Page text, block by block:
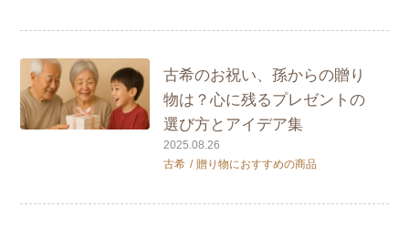
古希のお祝い、孫からの贈り
物は？心に残るプレゼントの
選び方とアイデア集
2025.08.26
古希
贈り物におすすめの商品